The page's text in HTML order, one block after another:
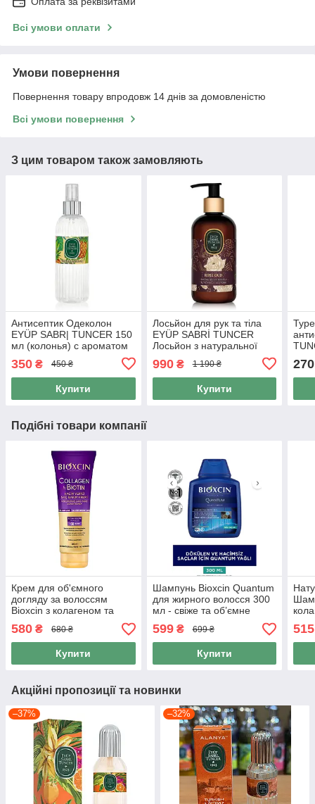
Всі умови оплати
Умови повернення
Повернення товару впродовж 14 днів за домовленістю
Всі умови повернення
З цим товаром також замовляють
Антисептик Одеколон
EYÜP SABR| TUNCER 150
мл (колонья) с ароматом
ананасу, 150 мл пляшка
PET
350 ₴ 450 ₴
Купити
Лосьйон для рук та тіла
EYÜP SABRİ TUNCER
Лосьйон з натуральної
оливкової олії з трояндою
та удовою олією 250 мл
990₴ 1 190 ₴
Купити
270
Подібні товари компанії
Крем для об'ємного
догляду за волоссям
Bioxcin з колагеном та
біотином для додаткового
об'єму 250 мл
580 ₴ 680 ₴
Купити
Шампунь Bioxcin Quantum
для жирного волосся 300
мл - свіже та об’ємне
перевантаження
599₴ 699 ₴
Купити
515
Акційні пропозиції та новинки
–37% –32%